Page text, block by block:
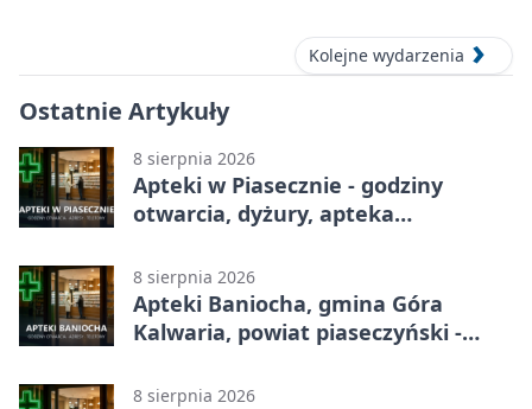
Kolejne wydarzenia
Ostatnie Artykuły
8 sierpnia 2026
Apteki w Piasecznie - godziny
otwarcia, dyżury, apteka
8 sierpnia 2026
Apteki Baniocha, gmina Góra
Kalwaria, powiat piaseczyński -
8 sierpnia 2026